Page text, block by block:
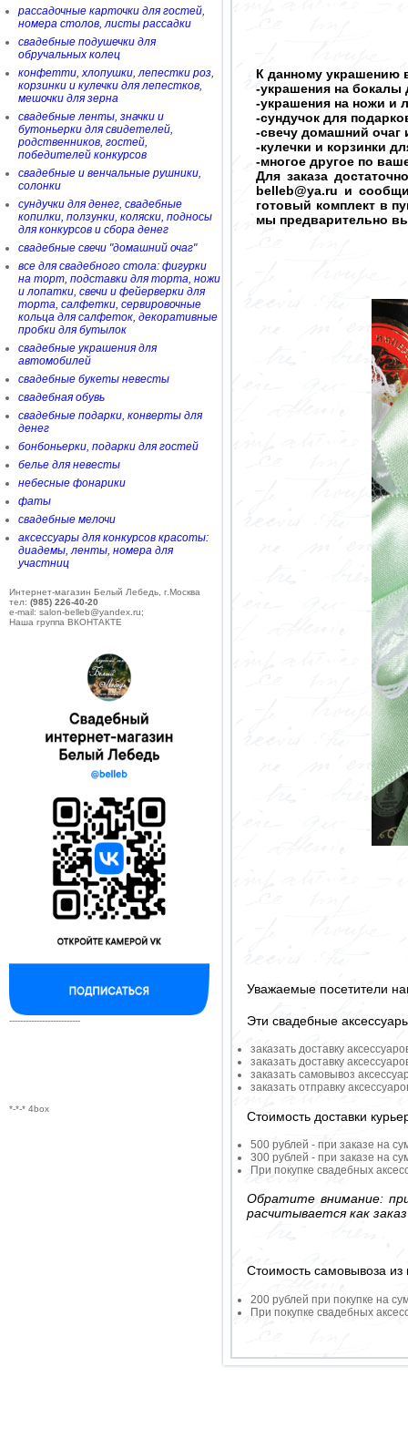
рассадочные карточки для гостей,
номера столов, листы рассадки
свадебные подушечки для
обручальных колец
конфетти, хлопушки, лепестки роз,
корзинки и кулечки для лепестков,
мешочки для зерна
свадебные ленты, значки и
бутоньерки для свидетелей,
родственников, гостей,
победителей конкурсов
свадебные и венчальные рушники,
солонки
сундучки для денег, свадебные
копилки, ползунки, коляски, подносы
для конкурсов и сбора денег
свадебные свечи "домашний очаг"
все для свадебного стола: фигурки
на торт, подставки для торта, ножи
и лопатки, свечи и фейерверки для
торта, салфетки, сервировочные
кольца для салфеток, декоративные
пробки для бутылок
свадебные украшения для
автомобилей
свадебные букеты невесты
свадебная обувь
свадебные подарки, конверты для
денег
бонбоньерки, подарки для гостей
белье для невесты
небесные фонарики
фаты
свадебные мелочи
аксессуары для конкурсов красоты:
диадемы, ленты, номера для
участниц
Интернет-магазин Белый Лебедь, г.Москва
тел: (985) 226-40-20
e-mail: salon-belleb@yandex.ru;
Наша группа ВКОНТАКТЕ
--------------------------
*-*-* 4box
К данному украшению
-украшения на бокалы
-украшения на ножи и
-сундучок для
-свечу домашний очаг
-кулечки и корзинки
-многое другое по
Для заказа
belleb@ya.ru и
готовый комплект в
мы предварительно
Уважаемые посетители
Эти свадебные
заказать доставку
заказать доставку
заказать самовывоз
заказать отправку
Стоимость доставки
500 рублей - при заказе на
300 рублей - при заказе на
При покупке свадебных
Обратите внимание:
расчитывается как
Стоимость самовывоза из
200 рублей при покупке на
При покупке свадебных